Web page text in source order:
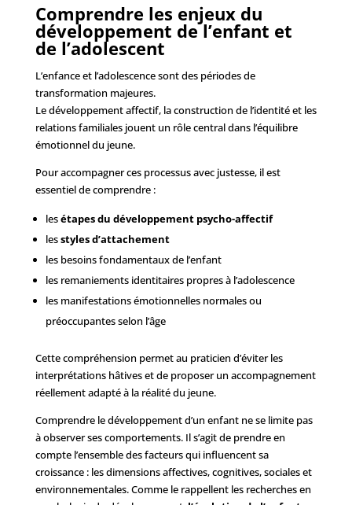
Comprendre les enjeux du
développement de l’enfant et
de l’adolescent
L’enfance et l’adolescence sont des périodes de
transformation majeures.
Le développement affectif, la construction de l’identité et les
relations familiales jouent un rôle central dans l’équilibre
émotionnel du jeune.
Pour accompagner ces processus avec justesse, il est
essentiel de comprendre :
lesétapes du développement psycho-affectif
lesstyles d’attachement
les besoins fondamentaux de l’enfant
les remaniements identitaires propres à l’adolescence
les manifestations émotionnelles normales ou
préoccupantes selon l’âge
Cette compréhension permet au praticien d’éviter les
interprétations hâtives et de proposer un accompagnement
réellement adapté à la réalité du jeune.
Comprendre le développement d’un enfant ne se limite pas
à observer ses comportements. Il s’agit de prendre en
compte l’ensemble des facteurs qui influencent sa
croissance : les dimensions affectives, cognitives, sociales et
environnementales. Comme le rappellent les recherches en